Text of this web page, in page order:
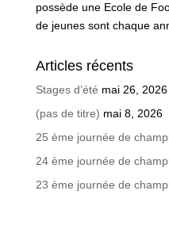
possède une Ecole de
de jeunes sont chaque
Articles récents
Stages d’été mai 26, 2026
(pas de titre) mai 8, 2026
25 ème journée de
24 ème journée de
23 ème journée de